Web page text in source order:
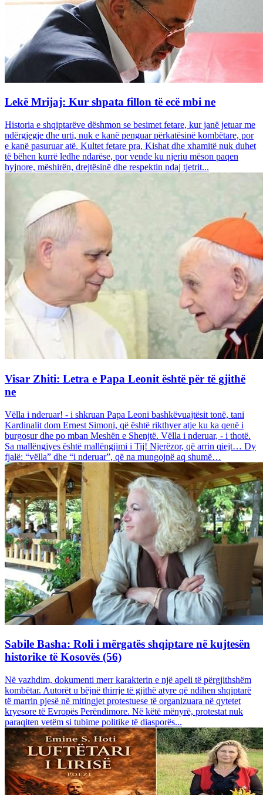
Lekë Mrijaj: Kur shpata fillon të ecë mbi ne
Historia e shqiptarëve dëshmon se besimet fetare, kur janë jetuar me
ndërgjegje dhe urti, nuk e kanë penguar përkatësinë kombëtare, por
e kanë pasuruar atë. Kultet fetare pra, Kishat dhe xhamitë nuk duhet
të bëhen kurrë ledhe ndarëse, por vende ku njeriu mëson paqen
hyjnore, mëshirën, drejtësinë dhe respektin ndaj tjetrit...
Visar Zhiti: Letra e Papa Leonit është për të gjithë
ne
Vëlla i nderuar! - i shkruan Papa Leoni bashkëvuajtësit tonë, tani
Kardinalit dom Ernest Simoni, që është rikthyer atje ku ka qenë i
burgosur dhe po mban Meshën e Shenjtë. Vëlla i nderuar, - i thotë.
Sa mallëngjyes është mallëngjimi i Tij! Njerëzor, që arrin qiejt… Dy
fjalë: “vëlla” dhe “i nderuar”, që na mungojnë aq shumë…
Sabile Basha: Roli i mërgatës shqiptare në kujtesën
historike të Kosovës (56)
Në vazhdim, dokumenti merr karakterin e një apeli të përgjithshëm
kombëtar. Autorët u bëjnë thirrje të gjithë atyre që ndihen shqiptarë
të marrin pjesë në mitingjet protestuese të organizuara në qytetet
kryesore të Evropës Perëndimore. Në këtë mënyrë, protestat nuk
paraqiten vetëm si tubime politike të diasporës...